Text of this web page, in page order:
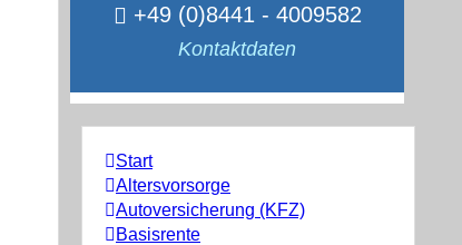
+49 (0)8441 - 4009582
Kontaktdaten
Start
Altersvorsorge
Autoversicherung (KFZ)
Basisrente